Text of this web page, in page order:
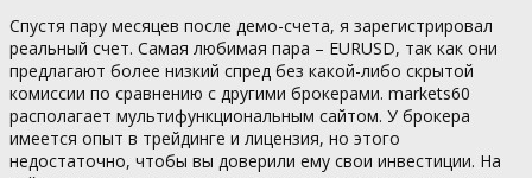
Спустя пару месяцев после демо-счета, я зарегистрировал
реальный счет. Самая любимая пара – EURUSD, так как они
предлагают более низкий спред без какой-либо скрытой
комиссии по сравнению с другими брокерами. markets60
располагает мультифункциональным сайтом. У брокера
имеется опыт в трейдинге и лицензия, но этого
недостаточно, чтобы вы доверили ему свои инвестиции. На